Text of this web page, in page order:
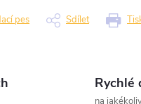
pes Sdílet
Rychlé
na